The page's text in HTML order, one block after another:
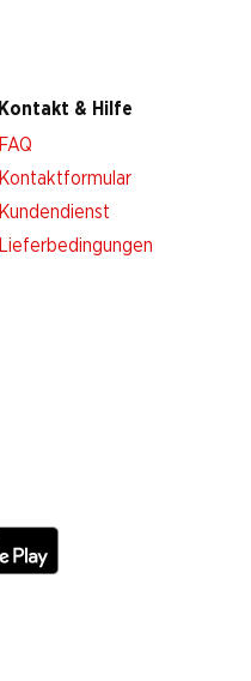
Kontakt & Hilfe
FAQ
Kontaktformular
Kundendienst
Lieferbedingungen